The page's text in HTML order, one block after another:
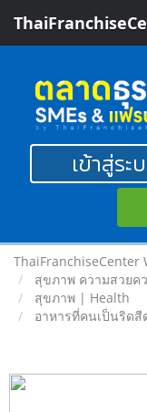
เข้าสู่ระ
ThaiFranchiseCenter
สุขภาพ ความสวยค
สุขภาพ | Health
อาหารที่คนเป็นริด